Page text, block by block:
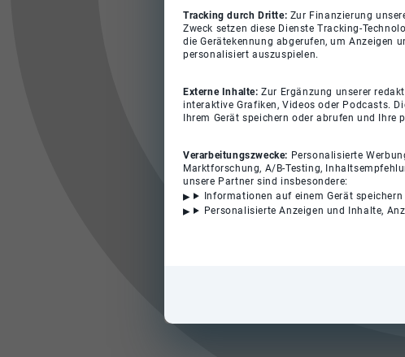
Tracking durch Dritte: Zur Finanzierung
Zweck setzen diese Dienste Tracking-
die Gerätekennung abgerufen, um Anzeigen
personalisiert auszuspielen.
Externe Inhalte:Zur Ergänzung unserer
interaktive Grafiken, Videos oder Podcasts.
Ihrem Gerät speichern oder abrufen und Ihre
Verarbeitungszwecke: Personalisierte
Marktforschung, A/B-Testing,
unsere Partner sind insbesondere:
Informationen auf einem Gerät
Personalisierte Anzeigen und Inhalte,